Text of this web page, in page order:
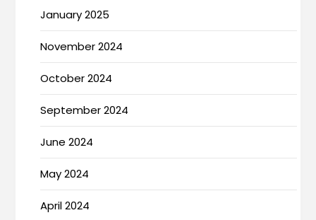
January 2025
November 2024
October 2024
September 2024
June 2024
May 2024
April 2024